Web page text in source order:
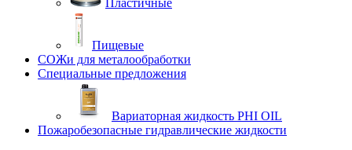
Пластичные
Пищевые
СОЖи для металообработки
Специальные предложения
Вариаторная жидкость PHI OIL
Пожаробезопасные гидравлические жидкости